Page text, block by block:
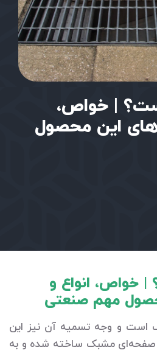
| خواص،
این محصول
خواص، انواع و
مهم صنعتی
است و وجه تسمیه آن نیز این
صفحه‌ای مشبک ساخته شده و به